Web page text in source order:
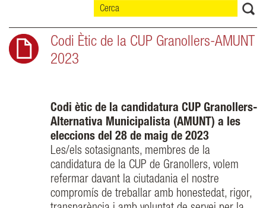
Codi Ètic de la CUP Granollers-AMUNT
2023
Codi ètic de la candidatura CUP Granollers-
Alternativa Municipalista (AMUNT) a les
eleccions del 28 de maig de 2023
Les/els sotasignants, membres de la
candidatura de la CUP de Granollers, volem
refermar davant la ciutadania el nostre
compromís de treballar amb honestedat, rigor,